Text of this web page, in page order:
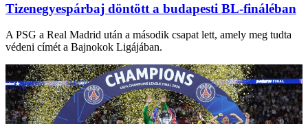
Tizenegyespárbaj döntött a budapesti BL-fináléban
A PSG a Real Madrid után a második csapat lett, amely meg tudta
védeni címét a Bajnokok Ligájában.